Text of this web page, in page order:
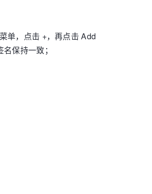
单，点击 +，再点击 Add
保持一致；